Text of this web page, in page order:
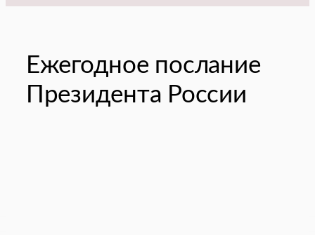
Ежегодное послание
Президента России